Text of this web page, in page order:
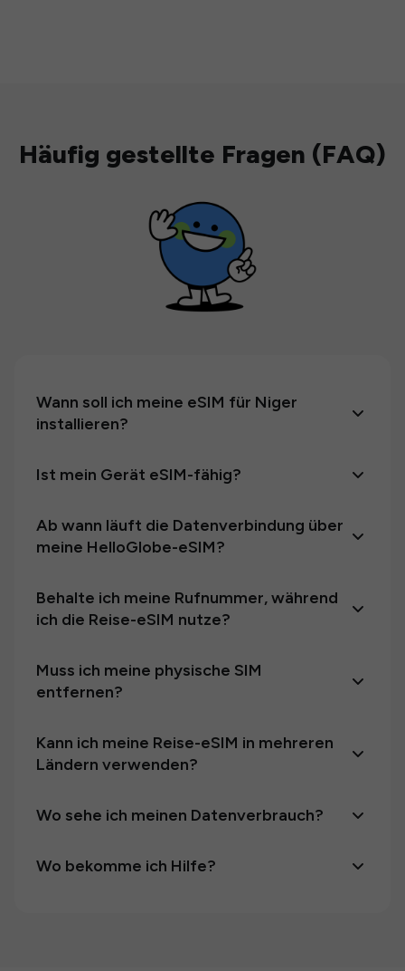
Häufig gestellte Fragen (FAQ)
Wann soll ich meine eSIM für Niger
installieren?
Ist mein Gerät eSIM-fähig?
Ab wann läuft die Datenverbindung über
meine HelloGlobe-eSIM?
Behalte ich meine Rufnummer, während
ich die Reise-eSIM nutze?
Muss ich meine physische SIM
entfernen?
Kann ich meine Reise-eSIM in mehreren
Ländern verwenden?
Wo sehe ich meinen Datenverbrauch?
Wo bekomme ich Hilfe?